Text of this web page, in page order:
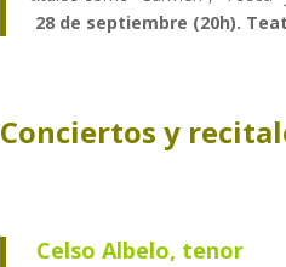
28 de septiembre (20h).
Conciertos y
Celso Albelo, tenor